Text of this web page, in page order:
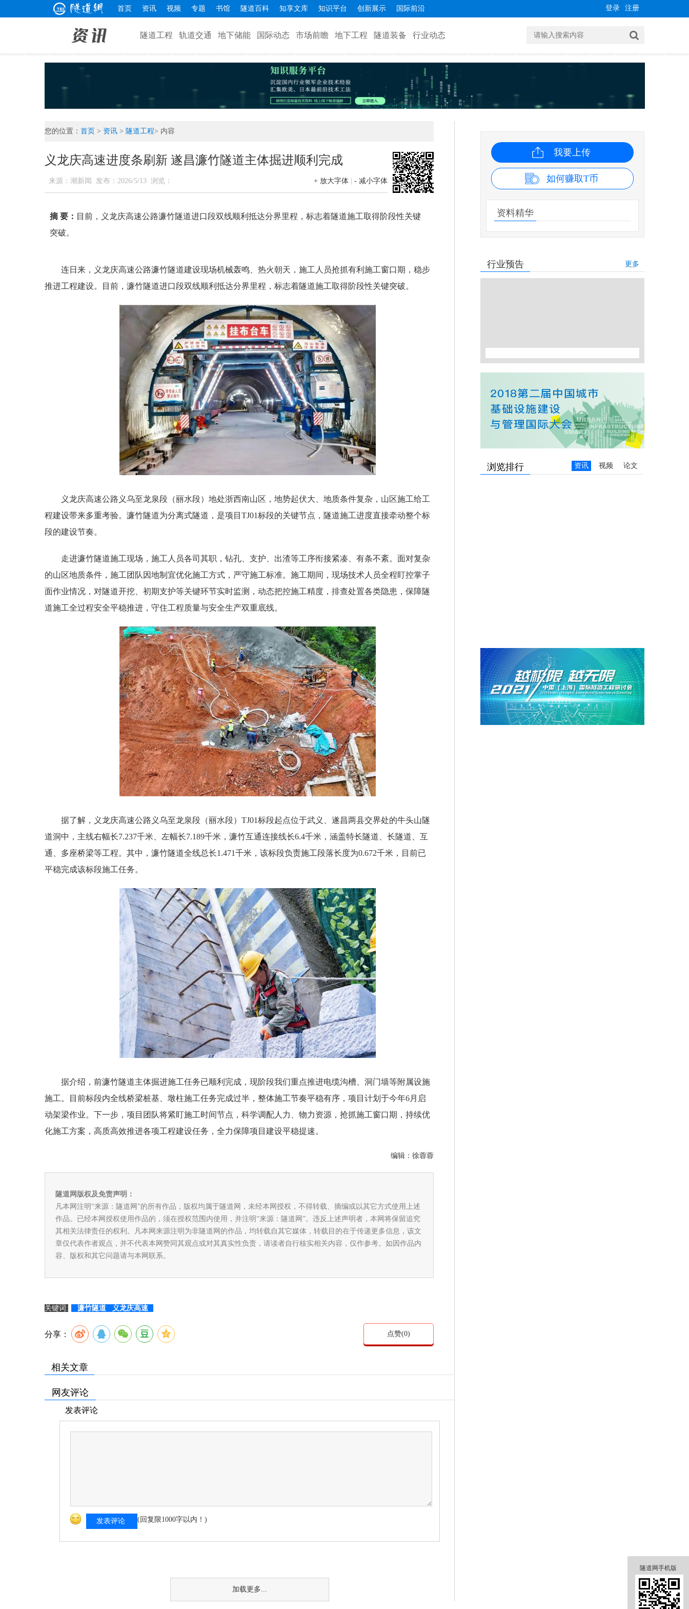
首页 资讯 视频 专题 书馆 隧道百科 知享文库 知识平台 创新展示 国际前沿 注册
登录
隧道工程 轨道交通 地下储能 国际动态 市场前瞻 地下工程 隧道装备 行业动态
您的位置： 首页 > 资讯 > 隧道工程> 内容
义龙庆高速进度条刷新 遂昌濂竹隧道主体掘进顺利完成
来源：潮新闻 发布：2026/5/13 浏览： + 放大字体 - 减小字体
摘 要： 目前，义龙庆高速公路濂竹隧道进口段双线顺利抵达分界里程，标志着隧道施工取得阶段性关键
突破。
连日来，义龙庆高速公路濂竹隧道建设现场机械轰鸣、热火朝天，施工人员抢抓有利施工窗口期，稳步
推进工程建设。目前，濂竹隧道进口段双线顺利抵达分界里程，标志着隧道施工取得阶段性关键突破。
义龙庆高速公路义乌至龙泉段（丽水段）地处浙西南山区，地势起伏大、地质条件复杂，山区施工给工
程建设带来多重考验。濂竹隧道为分离式隧道，是项目TJ01标段的关键节点，隧道施工进度直接牵动整个标
段的建设节奏。
走进濂竹隧道施工现场，施工人员各司其职，钻孔、支护、出渣等工序衔接紧凑、有条不紊。面对复杂
的山区地质条件，施工团队因地制宜优化施工方式，严守施工标准。施工期间，现场技术人员全程盯控掌子
面作业情况，对隧道开挖、初期支护等关键环节实时监测，动态把控施工精度，排查处置各类隐患，保障隧
道施工全过程安全平稳推进，守住工程质量与安全生产双重底线。
据了解，义龙庆高速公路义乌至龙泉段（丽水段）TJ01标段起点位于武义、遂昌两县交界处的牛头山隧
道洞中，主线右幅长7.237千米、左幅长7.189千米，濂竹互通连接线长6.4千米，涵盖特长隧道、长隧道、互
通、多座桥梁等工程。其中，濂竹隧道全线总长1.471千米，该标段负责施工段落长度为0.672千米，目前已
平稳完成该标段施工任务。
据介绍，前濂竹隧道主体掘进施工任务已顺利完成，现阶段我们重点推进电缆沟槽、洞门墙等附属设施
施工。目前标段内全线桥梁桩基、墩柱施工任务完成过半，整体施工节奏平稳有序，项目计划于今年6月启
动架梁作业。下一步，项目团队将紧盯施工时间节点，科学调配人力、物力资源，抢抓施工窗口期，持续优
化施工方案，高质高效推进各项工程建设任务，全力保障项目建设平稳提速。
编辑： 徐蓉蓉
隧道网版权及免责声明：
凡本网注明“来源：隧道网”的所有作品，版权均属于隧道网，未经本网授权，不得转载、摘编或以其它方式使用上述
作品。已经本网授权使用作品的，须在授权范围内使用，并注明“来源：隧道网”。违反上述声明者，本网将保留追究
其相关法律责任的权利。凡本网来源注明为非隧道网的作品，均转载自其它媒体，转载目的在于传递更多信息，该文
章仅代表作者观点，并不代表本网赞同其观点或对其真实性负责，请读者自行核实相关内容，仅作参考。如因作品内
容、版权和其它问题请与本网联系。
关键词: 濂竹隧道 义龙庆高速
点赞(0)
分享：
相关文章
网友评论
发表评论
发表评论 (回复限1000字以内！)
加载更多...
我要上传
如何赚取T币
资料精华
行业预告 更多
浏览排行 论文
视频
资讯
隧道网手机版